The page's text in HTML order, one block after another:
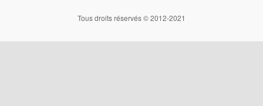
Tous droits réservés © 2012-2021